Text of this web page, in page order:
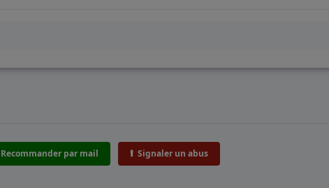
Recommander par mail Signaler un abus